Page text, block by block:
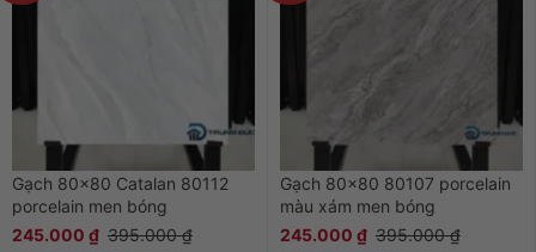
Gạch 80×80 Catalan 80112
porcelain men bóng
245.000 ₫ 395.000₫
Gạch 80×80 80107 porcelain
màu xám men bóng
245.000 ₫ 395.000₫